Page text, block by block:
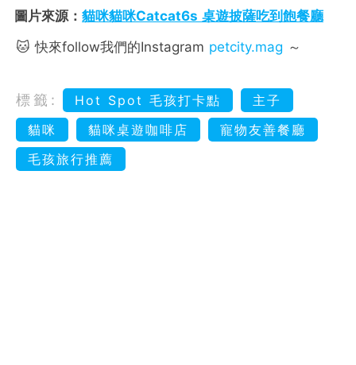
圖片來源： 貓咪貓咪Catcat6s 桌遊披薩吃到飽餐廳
🐱 快來follow我們的Instagram petcity.mag ～
標籤: Hot Spot 毛孩打卡點
主子
貓咪
貓咪桌遊咖啡店
寵物友善餐廳
毛孩旅行推薦